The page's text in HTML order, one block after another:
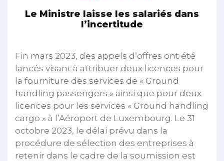
Le Ministre laisse les salariés dans
l’incertitude
Fin mars 2023, des appels d’offres ont été
lancés visant à attribuer deux licences pour
la fourniture des services de « Ground
handling passengers » ainsi que pour deux
licences pour les services « Ground handling
cargo » à l’Aéroport de Luxembourg. Le 31
octobre 2023, le délai prévu dans la
procédure de sélection des entreprises à
retenir dans le cadre de la soumission est